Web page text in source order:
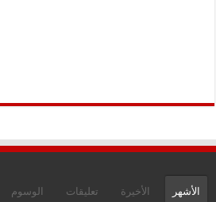
الأشهر الأخيرة تعليقات الوسوم